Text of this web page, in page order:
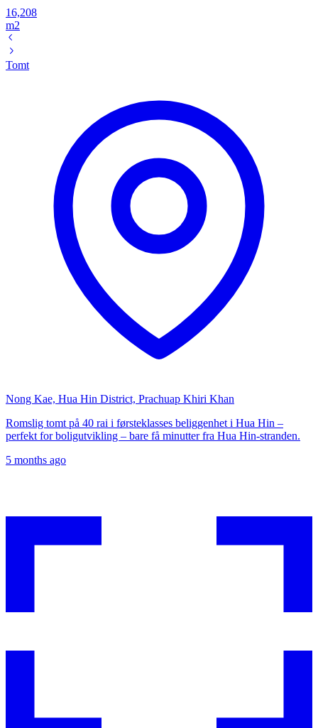
16,208
m2
Tomt
Nong Kae, Hua Hin District, Prachuap Khiri Khan
Romslig tomt på 40 rai i førsteklasses beliggenhet i Hua Hin –
perfekt for boligutvikling – bare få minutter fra Hua Hin-stranden.
5 months ago